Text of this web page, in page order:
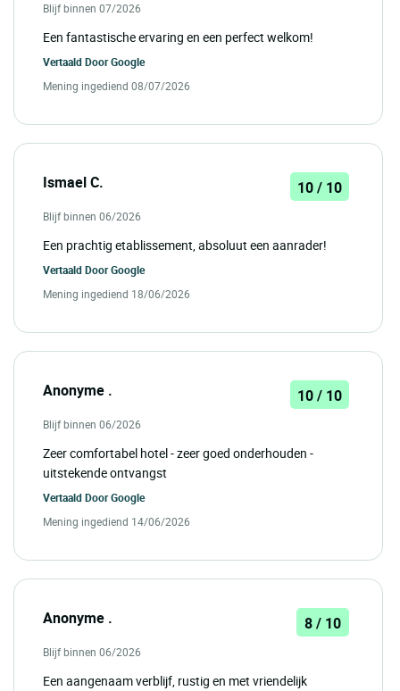
Blijf binnen 07/2026
Een fantastische ervaring en een perfect welkom!
Vertaald DoorGoogle
Mening ingediend 08/07/2026
Ismael C. 10 / 10
Blijf binnen 06/2026
Een prachtig etablissement, absoluut een aanrader!
Vertaald DoorGoogle
Mening ingediend 18/06/2026
Anonyme . 10 / 10
Blijf binnen 06/2026
Zeer comfortabel hotel - zeer goed onderhouden -
uitstekende ontvangst
Vertaald DoorGoogle
Mening ingediend 14/06/2026
Anonyme . 8 / 10
Blijf binnen 06/2026
Een aangenaam verblijf, rustig en met vriendelijk